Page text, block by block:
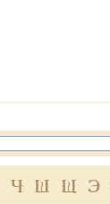
Ч Ш Щ Э